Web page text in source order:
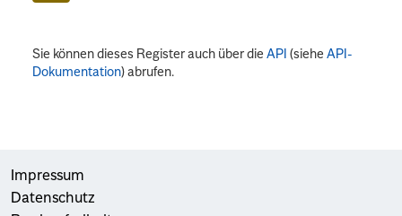
Sie können dieses Register auch über dieAPI (sieheAPI-
Dokumentation) abrufen.
Impressum
Datenschutz